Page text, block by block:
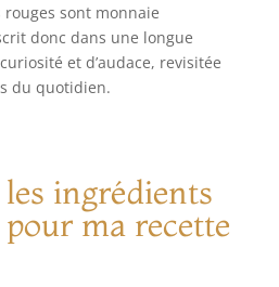
sont monnaie
donc dans une longue
et d’audace, revisitée
du quotidien.
ingrédients
ma recette